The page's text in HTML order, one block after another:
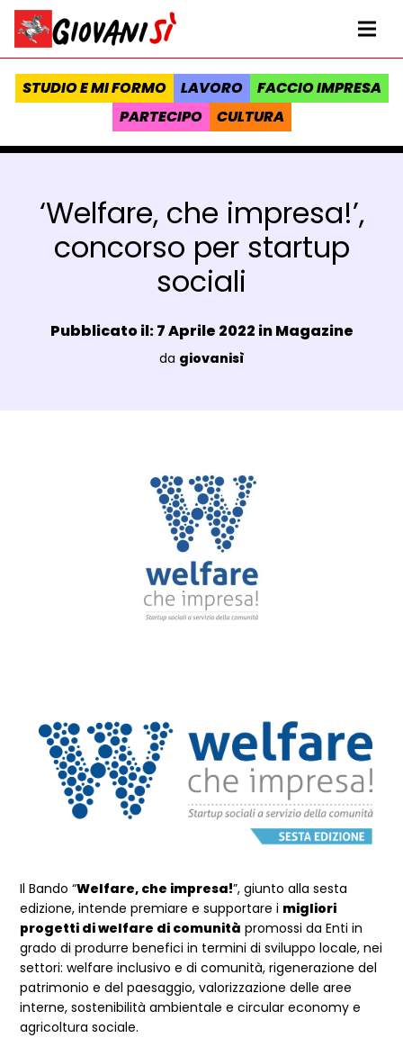
Vai al contenuto
Homepage Giovanisì - Progetto della Regione Toscana
STUDIO E MI FORMO LAVORO
FACCIO IMPRESA
PARTECIPO
CULTURA
‘Welfare, che impresa!’,
concorso per startup
sociali
Data e ora:
Pubblicato il: 7 Aprile 2022 inMagazine
Luogo:
da giovanisì
Il Bando “Welfare, che impresa!”, giunto alla sesta
edizione, intende premiare e supportare i migliori
progetti di welfare di comunità promossi da Enti in
grado di produrre benefici in termini di sviluppo locale, nei
settori: welfare inclusivo e di comunità, rigenerazione del
patrimonio e del paesaggio, valorizzazione delle aree
interne, sostenibilità ambientale e circular economy e
agricoltura sociale.